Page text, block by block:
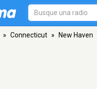
» Connecticut » New Haven